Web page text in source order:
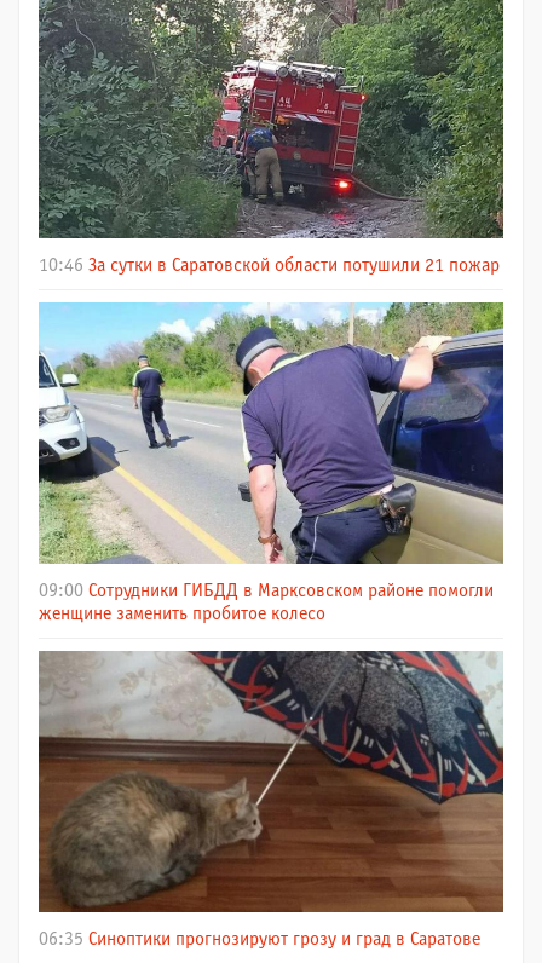
10:46 За сутки в Саратовской области потушили 21 пожар
09:00 Сотрудники ГИБДД в Марксовском районе помогли
женщине заменить пробитое колесо
06:35 Синоптики прогнозируют грозу и град в Саратове